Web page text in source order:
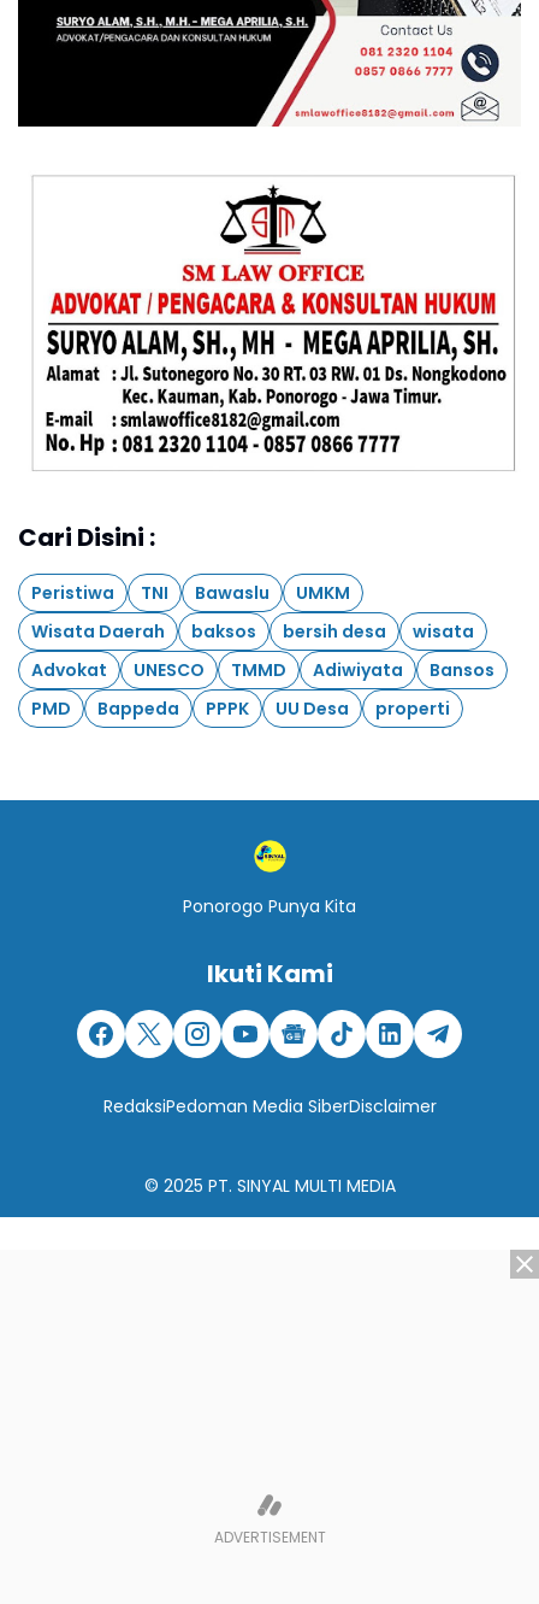
Cari Disini :
Peristiwa TNI Bawaslu
UMKM
Wisata Daerah
baksos bersih desa
wisata
Advokat
UNESCO TMMD Adiwiyata
Bansos
PMD
Bappeda PPPK UU Desa properti
Ponorogo Punya Kita
Ikuti Kami
RedaksiPedoman Media SiberDisclaimer
© 2025 PT. SINYAL MULTI MEDIA